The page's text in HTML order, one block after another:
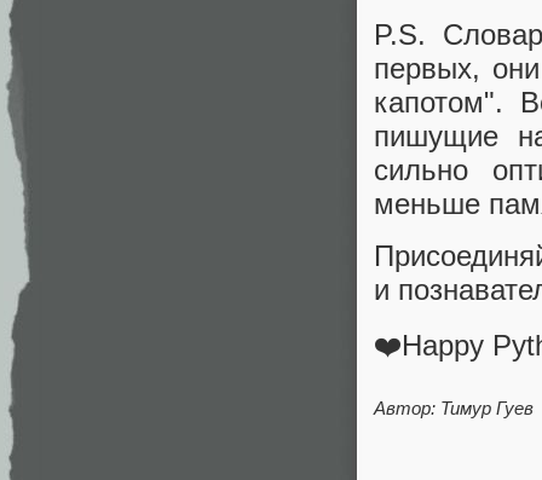
P.S.
первых,
капотом".
пишущие
сильно
меньше
и
❤️Happy
Автор: Тимур Гуев